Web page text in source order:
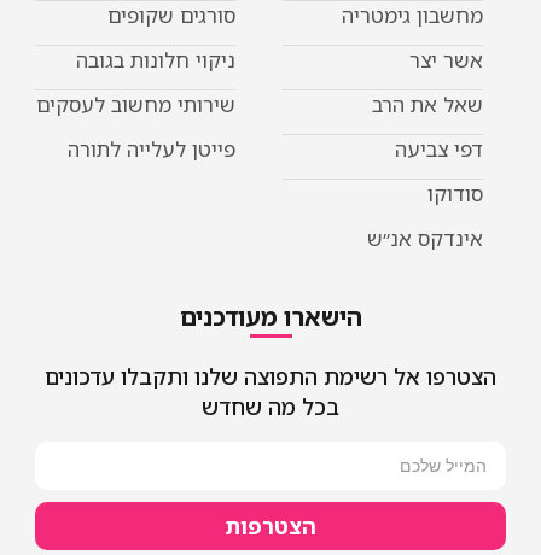
מחשבון גימטריה
אשר יצר
שאל את הרב
דפי צביעה
סודוקו
אינדקס אנ״ש
סורגים שקופים
ניקוי חלונות בגובה
שירותי מחשוב לעסקים
פייטן לעלייה לתורה
הישארו מעודכנים
הצטרפו אל רשימת התפוצה שלנו ותקבלו עדכונים
בכל מה שחדש
הצטרפות